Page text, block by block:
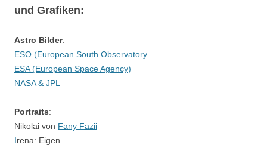
und Grafiken:
Astro Bilder:
ESO (European South Observatory
ESA (European Space Agency)
NASA & JPL
Portraits:
Nikolai von Fany Fazii
Irena: Eigen